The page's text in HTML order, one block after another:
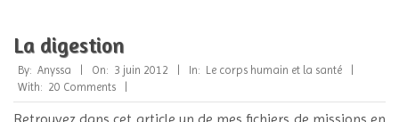
La digestion
2012-
06-
03
By: Anyssa On: 3 juin 2012 In: Le corps humain et la santé
With: 20 Comments
Retrouvez dans cet article un de mes fichiers de missions en